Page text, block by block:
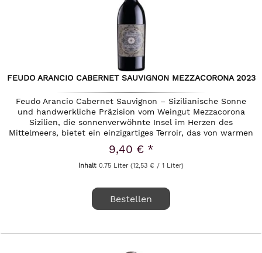
FEUDO ARANCIO CABERNET SAUVIGNON MEZZACORONA 2023
Feudo Arancio Cabernet Sauvignon – Sizilianische Sonne
und handwerkliche Präzision vom Weingut Mezzacorona
Sizilien, die sonnenverwöhnte Insel im Herzen des
Mittelmeers, bietet ein einzigartiges Terroir, das von warmen
Winden und...
9,40 € *
Inhalt0.75 Liter(12,53 € / 1 Liter)
Bestellen